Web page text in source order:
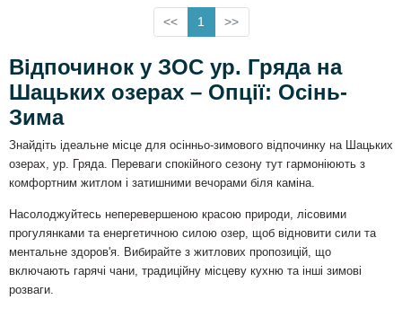
<< 1 >>
Відпочинок у ЗОС ур. Гряда на
Шацьких озерах – Опції: Осінь-
Зима
Знайдіть ідеальне місце для осінньо-зимового відпочинку на Шацьких
озерах, ур. Гряда. Переваги спокійного сезону тут гармоніюють з
комфортним житлом і затишними вечорами біля каміна.
Насолоджуйтесь неперевершеною красою природи, лісовими
прогулянками та енергетичною силою озер, щоб відновити сили та
ментальне здоров'я. Вибирайте з житлових пропозицій, що
включають гарячі чани, традиційну місцеву кухню та інші зимові
розваги.